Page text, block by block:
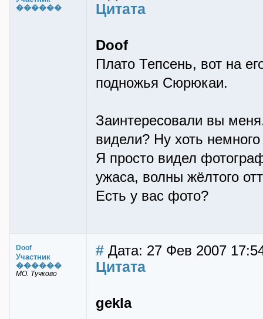
������
Цитата
Doof
Плато Тепсень, вот на
подножья Сюрюкаи.
Заинтересовали вы
видели? Ну хоть
Я просто видел
ужаса, волны жёлтого
Есть у вас фото?
Doof
Участник
������
МО. Тучково
# Дата: 27 Фев 2007
Цитата
gekla